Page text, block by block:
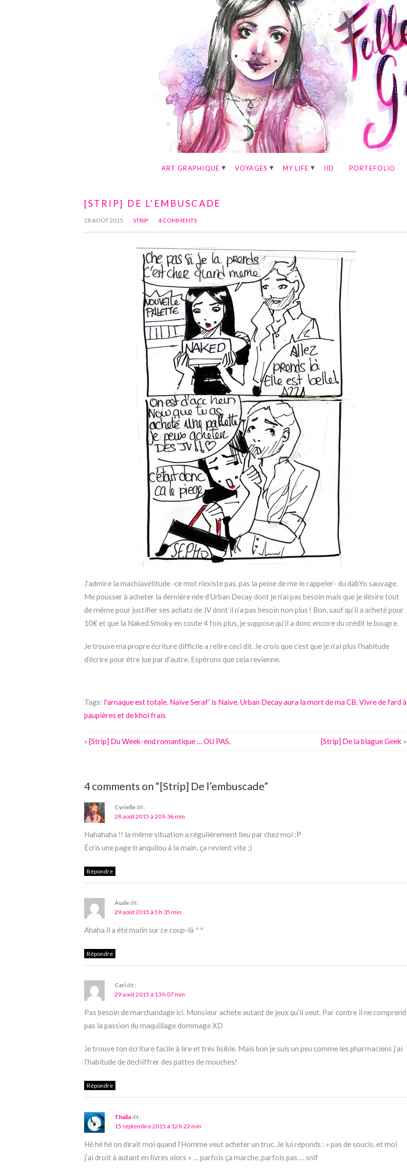
ART GRAPHIQUE VOYAGES MY LIFE IID PORTEFOLIO
[STRIP] DE L’EMBUSCADE
28 AOÛT 2015 STRIP 4 COMMENTS
J’admire la machiavélitude -ce mot n’existe pas, pas la peine de me le rappeler- du dabYo sauvage.
Me pousser à acheter la dernière née d’Urban Decay dont je n’ai pas besoin mais que je désire tout
de même pour justifier ses achats de JV dont il n’a pas besoin non plus ! Bon, sauf qu’il a acheté pour
10€ et que la Naked Smoky en coute 4 fois plus, je suppose qu’il a donc encore du crédit le bougre.
Je trouve ma propre écriture difficile a relire ceci dit. Je crois que c’est que je n’ai plus l’habitude
d’écrire pour être lue par d’autre. Espérons que cela revienne.
Tags: l'arnaque est totale, Naive Seraf' is Naive,Urban Decay aura la mort de ma CB,Vivre de fard à
paupières et de khol frais
« [Strip] Du Week-end romantique … OU PAS. [Strip] De la blague Geek »
4 comments on “[Strip] De l’embuscade”
Cyrielle dit :
28 août 2015 à 20 h 36 min
Hahahaha !! la même situation a régulièrement lieu par chez moi :P
Écris une page tranquilou à la main, ça revient vite ;)
Répondre
Aude dit :
29 août 2015 à 5 h 35 min
Ahaha il a été malin sur ce coup-là ^^
Répondre
Cari dit :
29 août 2015 à 13 h 07 min
Pas besoin de marchandage ici. Monsieur achete autant de jeux qu’il veut. Par contre il ne comprend
pas la passion du maquillage dommage XD
Je trouve ton écriture facile à lire et très lisible. Mais bon je suis un peu comme les pharmaciens j’ai
l’habitude de déchiffrer des pattes de mouches!
Répondre
Thalia dit :
15 septembre 2015 à 12 h 22 min
Hé hé hé on dirait moi quand l’Homme veut acheter un truc. Je lui réponds : « pas de soucis, et moi
j’ai droit à autant en livres alors » … parfois ça marche, parfois pas … snif